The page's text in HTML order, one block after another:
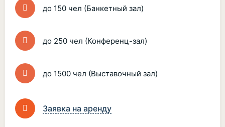
до 150 чел (Банкетный зал)
до 250 чел (Конференц-зал)
до 1500 чел (Выставочный зал)
Заявка на аренду